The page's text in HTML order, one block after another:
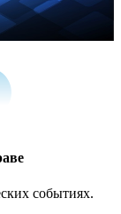
событиях.